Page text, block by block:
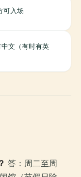
可入场
文（有时有英
答：周二至周